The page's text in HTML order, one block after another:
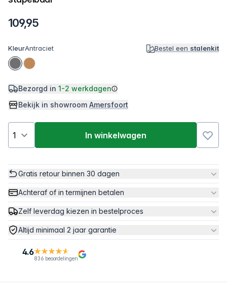
109,95
KleurAntraciet Bestel een stalenkit
Bezorgd in 1-2 werkdagen
Bekijk in showroom Amersfoort
In winkelwagen
Gratis retour binnen 30 dagen
Achteraf of in termijnen betalen
Zelf leverdag kiezen in bestelproces
Altijd minimaal 2 jaar garantie
4.6
836 beoordelingen